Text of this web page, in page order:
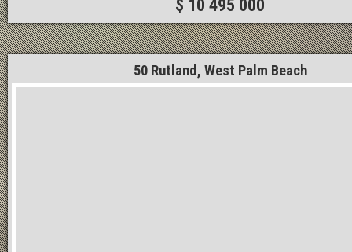
$ 10 495 000
50 Rutland, West Palm Beach